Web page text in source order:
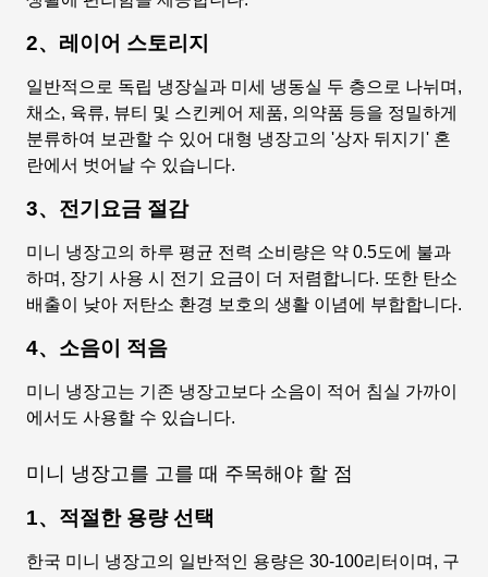
2、레이어 스토리지
일반적으로 독립 냉장실과 미세 냉동실 두 층으로 나뉘며,
채소, 육류, 뷰티 및 스킨케어 제품, 의약품 등을 정밀하게
분류하여 보관할 수 있어 대형 냉장고의 '상자 뒤지기' 혼
란에서 벗어날 수 있습니다.
3、전기요금 절감
미니 냉장고의 하루 평균 전력 소비량은 약 0.5도에 불과
하며, 장기 사용 시 전기 요금이 더 저렴합니다. 또한 탄소
배출이 낮아 저탄소 환경 보호의 생활 이념에 부합합니다.
4、소음이 적음
미니 냉장고는 기존 냉장고보다 소음이 적어 침실 가까이
에서도 사용할 수 있습니다.
미니 냉장고를 고를 때 주목해야 할 점
1、적절한 용량 선택
한국 미니 냉장고의 일반적인 용량은 30-100리터이며, 구